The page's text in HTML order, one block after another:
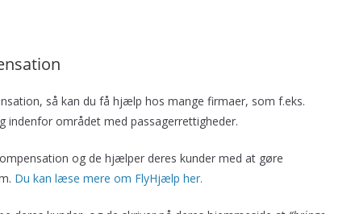
så kan du få hjælp hos mange firmaer, som f.eks.
indenfor området med passagerrettigheder.
og de hjælper deres kunder med at gøre
Du kan læse mere om FlyHjælp her.